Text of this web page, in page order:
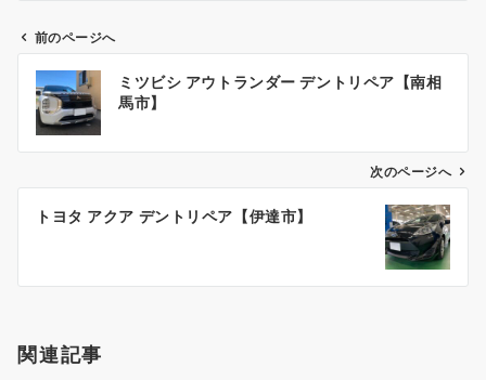
ビ
ン
前のページへ
ミツビシ アウトランダー デントリペア【南相
馬市】
次のページへ
トヨタ アクア デントリペア【伊達市】
関連記事